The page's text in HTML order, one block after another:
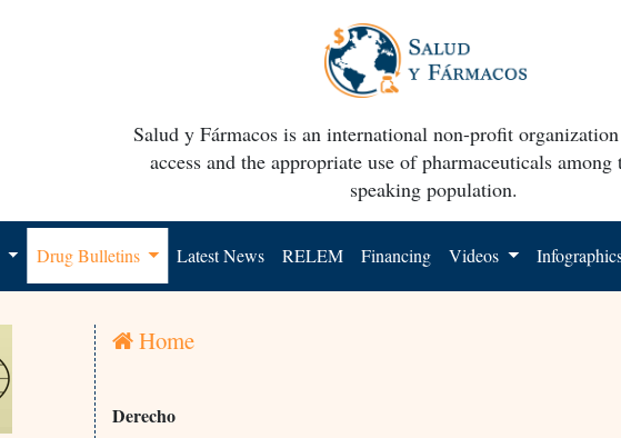
Salud y Fármacos is an international non-profit
access and the appropriate use of pharmaceuticals among
speaking population.
Drug Bulletins Latest News RELEM Financing Videos
Home
Derecho